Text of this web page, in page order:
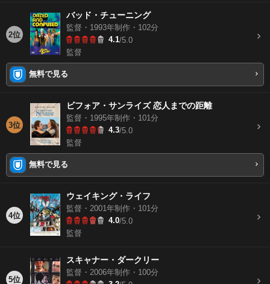
2位
バッド・チューニング
監督・1993年制作・102分
4.1/5.0
監督
無料で見る
3位
ビフォア・サンライズ 恋人までの距離
監督・1995年制作・101分
4.3/5.0
監督
無料で見る
4位
ウェイキング・ライフ
監督・2001年制作・101分
4.0/5.0
監督
5位
スキャナー・ダークリー
監督・2006年制作・100分